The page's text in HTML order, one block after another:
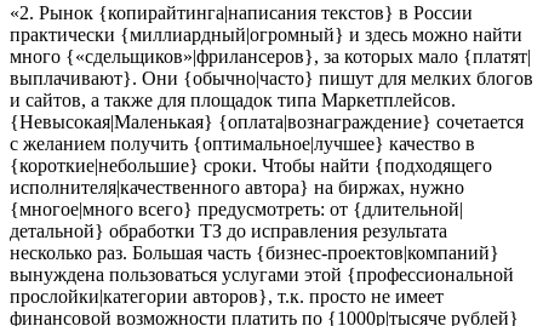
«2. Рынок {копирайтинга|написания текстов} в России
практически {миллиардный|огромный} и здесь можно найти
много {«сдельщиков»|фрилансеров}, за которых мало {платят|
выплачивают}. Они {обычно|часто} пишут для мелких блогов
и сайтов, а также для площадок типа Маркетплейсов.
{Невысокая|Маленькая} {оплата|вознаграждение} сочетается
с желанием получить {оптимальное|лучшее} качество в
{короткие|небольшие} сроки. Чтобы найти {подходящего
исполнителя|качественного автора} на биржах, нужно
{многое|много всего} предусмотреть: от {длительной|
детальной} обработки ТЗ до исправления результата
несколько раз. Большая часть {бизнес-проектов|компаний}
вынуждена пользоваться услугами этой {профессиональной
прослойки|категории авторов}, т.к. просто не имеет
финансовой возможности платить по {1000р|тысяче рублей}